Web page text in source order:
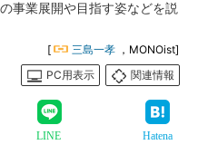
事業展開や目指す姿などを説
[ 三島一孝 ，MONOist]
PC用表示
関連情報
LINE Hatena